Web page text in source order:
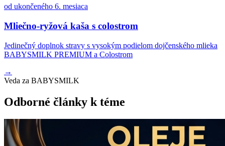
od ukončeného 6. mesiaca
Mliečno-ryžová kaša s colostrom
Jedinečný doplnok stravy s vysokým podielom dojčenského mlieka
BABYSMILK PREMIUM a Colostrom
→
Veda za BABYSMILK
Odborné články k téme